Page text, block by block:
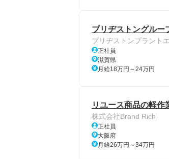
ブリヂストングルー
ブリヂストンプラント
正社員
滋賀県
月給18万円～24万円
リユース商品の軽作
株式会社Brand Rich
正社員
大阪府
月給26万円～34万円